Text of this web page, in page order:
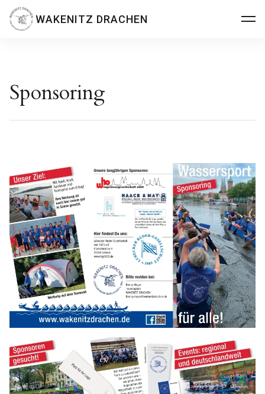
Inhalte
überspringenWAKENITZ DRACHEN
Sponsoring